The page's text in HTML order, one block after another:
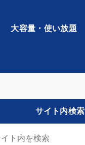
大容量・使い放題
サイト内検索